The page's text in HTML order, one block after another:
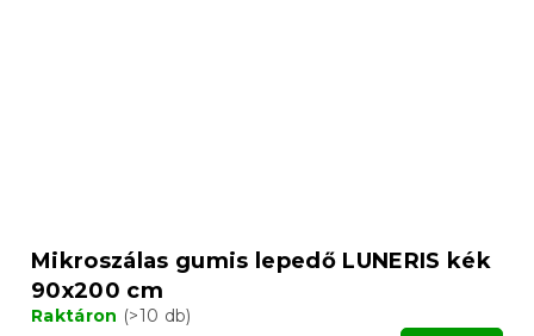
Mikroszálas gumis lepedő LUNERIS kék
90x200 cm
Raktáron (>10 db)